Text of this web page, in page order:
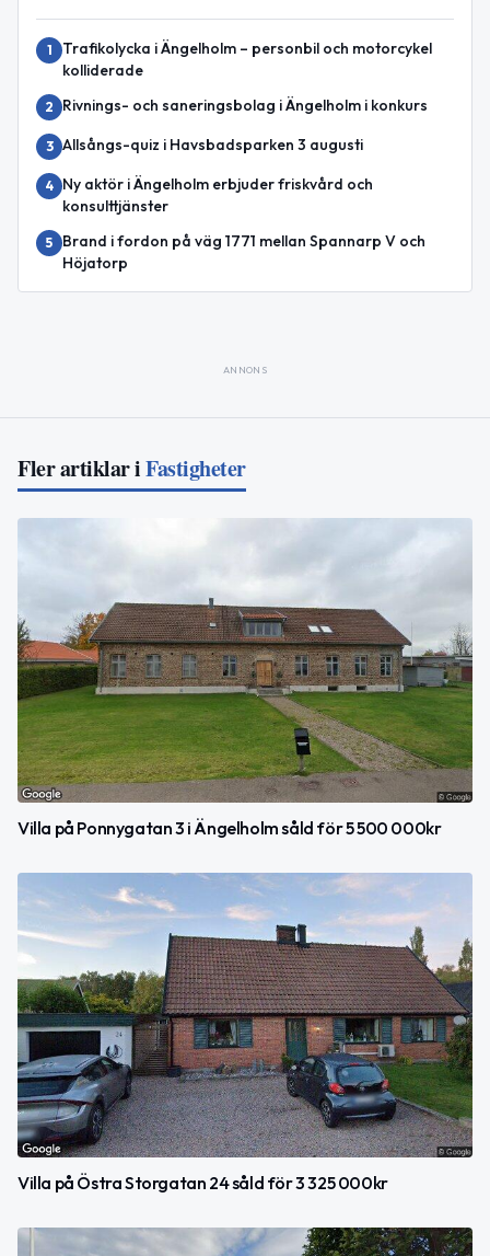
1
Trafikolycka i Ängelholm – personbil och motorcykel
kolliderade
2 Rivnings- och saneringsbolag i Ängelholm i konkurs
3 Allsångs-quiz i Havsbadsparken 3 augusti
4
Ny aktör i Ängelholm erbjuder friskvård och
konsulttjänster
5
Brand i fordon på väg 1771 mellan Spannarp V och
Höjatorp
ANNONS
Fler artiklar iFastigheter
Villa på Ponnygatan 3 i Ängelholm såld för 5 500 000kr
Villa på Östra Storgatan 24 såld för 3 325 000kr